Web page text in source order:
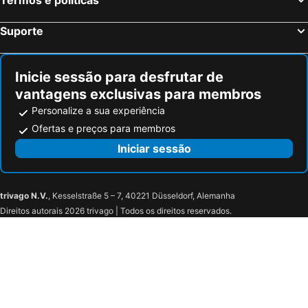
Suporte
Inicie sessão para desfrutar de
vantagens exclusivas para membros
Personalize a sua experiência
Ofertas e preços para membros
Iniciar sessão
trivago N.V., Kesselstraße 5 – 7, 40221 Düsseldorf, Alemanha
Direitos autorais 2026 trivago | Todos os direitos reservados.